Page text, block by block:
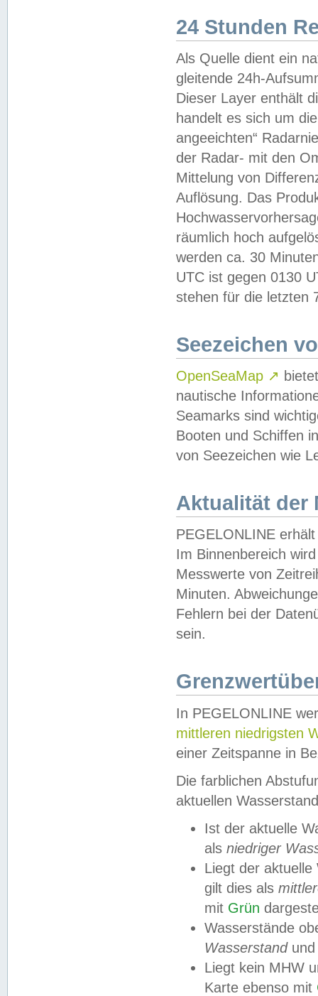
24 Stunden
Als Quelle dient ein
gleitende 24h-
Dieser Layer enthält
handelt es sich um
angeeichten“
der Radar- mit den
Mittelung von
Auflösung. Das
räumlich hoch
werden ca. 30
UTC ist gegen 0130
stehen für die letzten
Seezeichen
OpenSeaMap ↗
nautische
Seamarks sind
Booten und Schiffen
von Seezeichen wie
Aktualität der
PEGELONLINE
Im Binnenbereich
Messwerte von
Minuten.
Fehlern bei der
sein.
In PEGELONLINE
mittleren niedrigsten
einer Zeitspanne in
Die farblichen
aktuellen
Ist der aktuelle
als niedriger
Liegt der
gilt dies als
mit Grün
Wasserstände
Wasserstandund
Liegt kein MHW
Karte ebenso mit